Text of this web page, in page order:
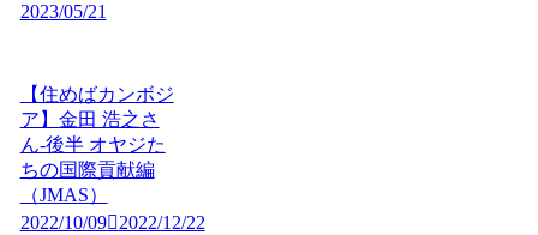
2023/05/21
【住めばカンボジ
ア】金田 浩之さ
ん-後半 オヤジた
ちの国際貢献編
（JMAS）
2022/10/09
2022/12/22